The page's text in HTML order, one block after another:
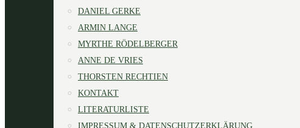
DANIEL GERKE
ARMIN LANGE
MYRTHE RÖDELBERGER
ANNE DE VRIES
THORSTEN RECHTIEN
KONTAKT
LITERATURLISTE
IMPRESSUM & DATENSCHUTZERKLÄRUNG